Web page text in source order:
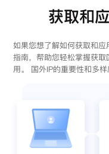
获取和
如果您想了解如何获取和
指南，帮助您轻松掌握获
用。 国外IP的重要性和多样